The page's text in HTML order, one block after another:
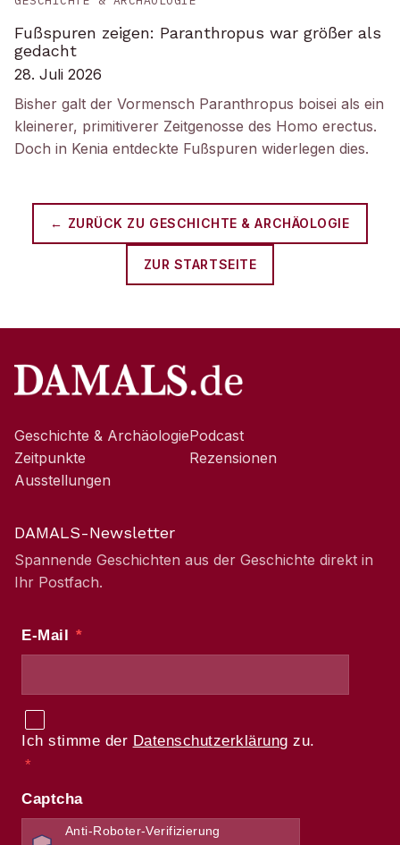
Fußspuren zeigen: Paranthropus war größer als
gedacht
28. Juli 2026
Bisher galt der Vormensch Paranthropus boisei als ein
kleinerer, primitiverer Zeitgenosse des Homo erectus.
Doch in Kenia entdeckte Fußspuren widerlegen dies.
← ZURÜCK ZU GESCHICHTE & ARCHÄOLOGIE
ZUR STARTSEITE
Geschichte & Archäologie
Zeitpunkte
Ausstellungen
Podcast
Rezensionen
DAMALS-Newsletter
Spannende Geschichten aus der Geschichte direkt in
Ihr Postfach.